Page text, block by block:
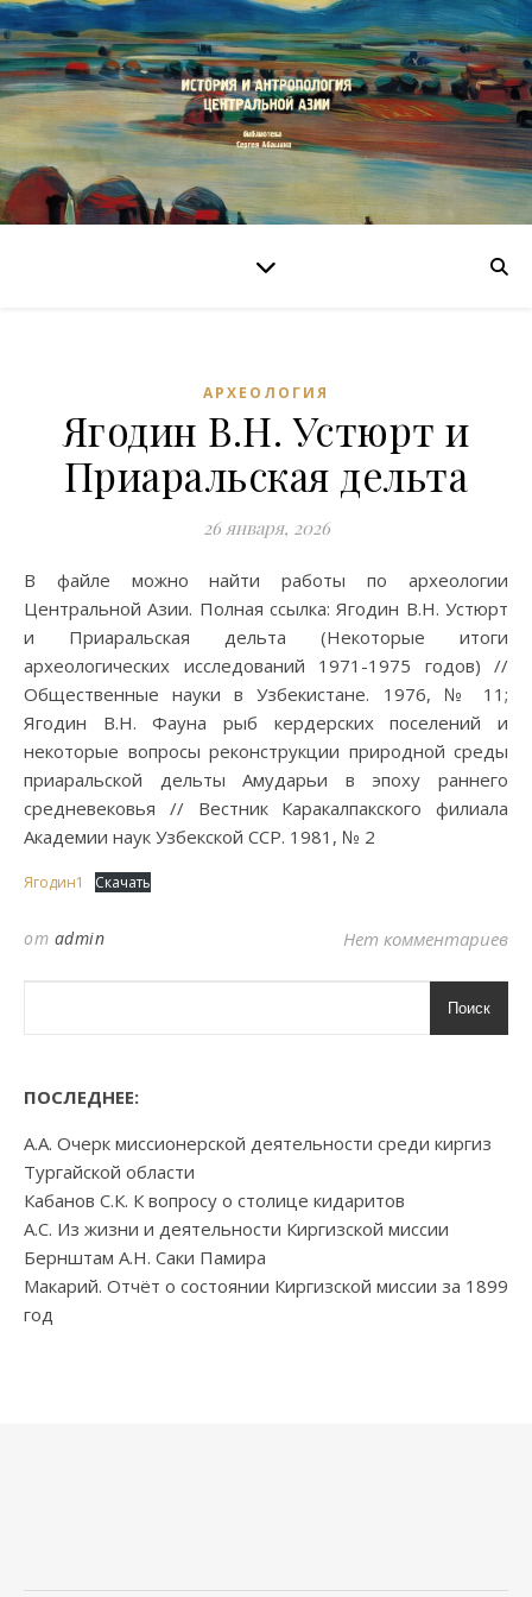
АРХЕОЛОГИЯ
Ягодин В.Н. Устюрт и
Приаральская дельта
26 января, 2026
В файле можно найти работы по археологии
Центральной Азии. Полная ссылка: Ягодин В.Н. Устюрт
и Приаральская дельта (Некоторые итоги
археологических исследований 1971-1975 годов) //
Общественные науки в Узбекистане. 1976, № 11;
Ягодин В.Н. Фауна рыб кердерских поселений и
некоторые вопросы реконструкции природной среды
приаральской дельты Амударьи в эпоху раннего
средневековья // Вестник Каракалпакского филиала
Академии наук Узбекской ССР. 1981, № 2
Ягодин1 Скачать
от admin Нет комментариев
Поиск
ПОСЛЕДНЕЕ:
А.А. Очерк миссионерской деятельности среди киргиз
Тургайской области
Кабанов С.К. К вопросу о столице кидаритов
А.С. Из жизни и деятельности Киргизской миссии
Бернштам А.Н. Саки Памира
Макарий. Отчёт о состоянии Киргизской миссии за 1899
год